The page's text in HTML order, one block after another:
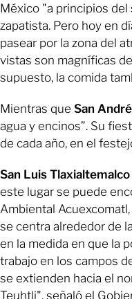
México "a principios
zapatista. Pero hoy en
pasear por la zona del
vistas son magníficas
supuesto, la comida
Mientras que San
agua y encinos”. Su
de cada año, en el
San Luis Tlaxialtemalco
este lugar se puede
Ambiental
se centra alrededor de
en la medida en que la
trabajo en los campos
se extienden hacia el
Teuhtli", señaló el